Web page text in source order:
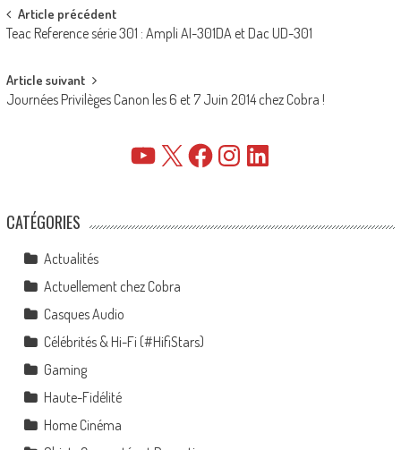
Post
navigation
Article précédent
Teac Reference série 301 : Ampli AI-301DA et Dac UD-301
Article suivant
Journées Privilèges Canon les 6 et 7 Juin 2014 chez Cobra !
YouTube FacebookInstagramLinkedIn
CATÉGORIES
Actualités
Actuellement chez Cobra
Casques Audio
Célébrités & Hi-Fi (#HifiStars)
Gaming
Haute-Fidélité
Home Cinéma